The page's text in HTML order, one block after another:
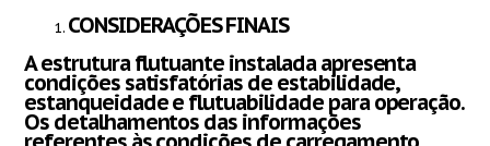
CONSIDERAÇÕES FINAIS
A estrutura flutuante instalada apresenta
condições satisfatórias de estabilidade,
estanqueidade e flutuabilidade para operação.
Os detalhamentos das informações